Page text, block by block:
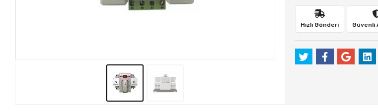
Hızlı Gönderi Güvenli